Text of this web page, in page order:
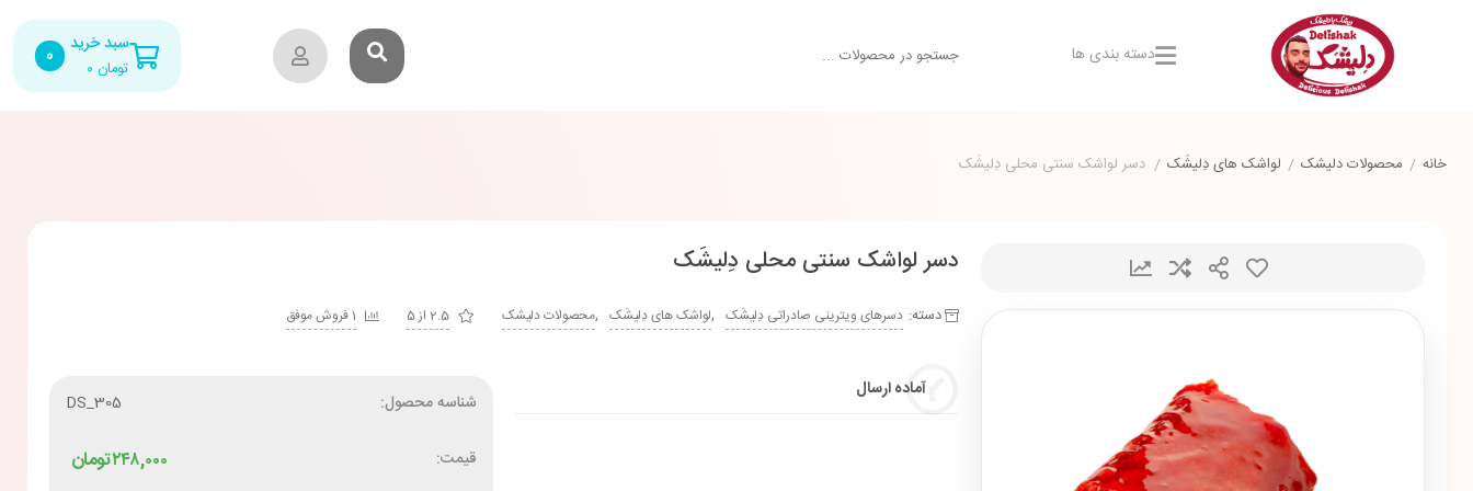
دسته بندی ها سبد خرید
۰ تومان 0
خانه / محصولات دلیشک / لواشک های دِلیشَک / دسر لواشک سنتی محلی دِلیشَک
دسر لواشک سنتی محلی دِلیشَک
دسته: دسرهای ویترینی صادراتی دِلیشَک ,لواشک های دِلیشَک ,محصولات دلیشک 2.5 از 5 1 فروش موفق
آماده ارسال
شناسه محصول: DS_305
قیمت: ۲۴۸,۰۰۰تومان